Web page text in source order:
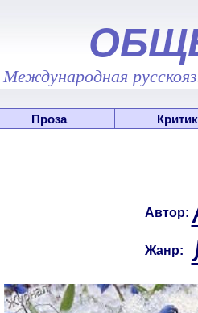
Международная
Проза
Автор:
Жанр: